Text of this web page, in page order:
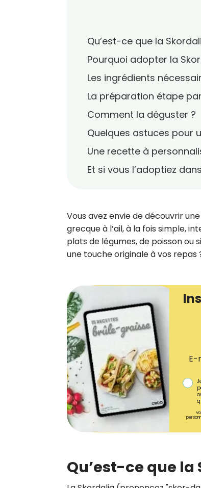
Qu’est-ce que la
Pourquoi adopter la
Les ingrédients
La préparation étape
Comment la déguster ?
Quelques astuces pour
Une recette à
Et si vous l’adoptiez
Vous avez envie de découvrir
grecque à l’ail, à la fois simple,
plats de légumes, de poisson ou
une touche originale à vos repas
E-
Qu’est-ce que la